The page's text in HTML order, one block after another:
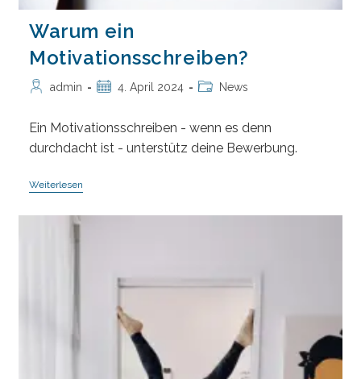
Warum ein
Motivationsschreiben?
Beitrags-
admin
Beitrag4. April 2024
Beitrags-
News
Ein Motivationsschreiben - wenn es denn
durchdacht ist - unterstütz deine Bewerbung.
WeiterlesenWarum